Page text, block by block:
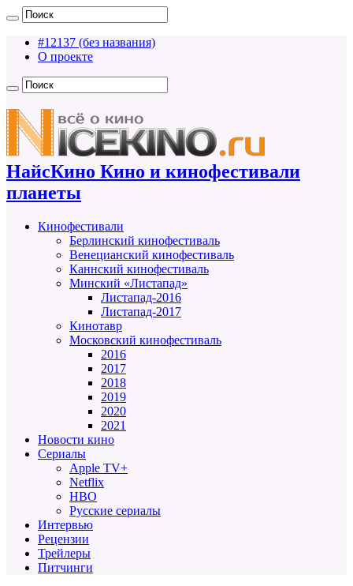
#12137 (без названия)
О проекте
НайсКино Кино и кинофестивали
планеты
Кинофестивали
Берлинский кинофестиваль
Венецианский кинофестиваль
Каннский кинофестиваль
Минский «Листапад»
Листапад-2016
Листапад-2017
Кинотавр
Московский кинофестиваль
2016
2017
2018
2019
2020
2021
Новости кино
Сериалы
Apple TV+
Netflix
HBO
Русские сериалы
Интервью
Рецензии
Трейлеры
Питчинги